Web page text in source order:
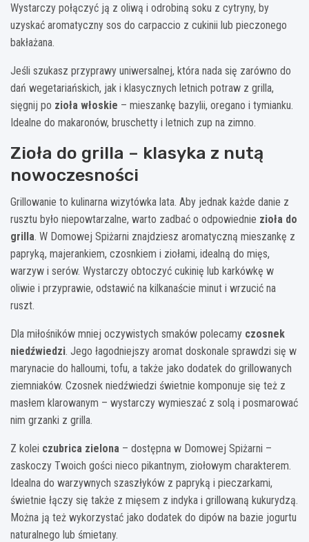
Wystarczy połączyć ją z oliwą i odrobiną soku z cytryny, by
uzyskać aromatyczny sos do carpaccio z cukinii lub pieczonego
bakłażana.
Jeśli szukasz przyprawy uniwersalnej, która nada się zarówno do
dań wegetariańskich, jak i klasycznych letnich potraw z grilla,
sięgnij po zioła włoskie – mieszankę bazylii, oregano i tymianku.
Idealne do makaronów, bruschetty i letnich zup na zimno.
Zioła do grilla – klasyka z nutą
nowoczesności
Grillowanie to kulinarna wizytówka lata. Aby jednak każde danie z
rusztu było niepowtarzalne, warto zadbać o odpowiednie zioła do
grilla. W Domowej Spiżarni znajdziesz aromatyczną mieszankę z
papryką, majerankiem, czosnkiem i ziołami, idealną do mięs,
warzyw i serów. Wystarczy obtoczyć cukinię lub karkówkę w
oliwie i przyprawie, odstawić na kilkanaście minut i wrzucić na
ruszt.
Dla miłośników mniej oczywistych smaków polecamy czosnek
niedźwiedzi. Jego łagodniejszy aromat doskonale sprawdzi się w
marynacie do halloumi, tofu, a także jako dodatek do grillowanych
ziemniaków. Czosnek niedźwiedzi świetnie komponuje się też z
masłem klarowanym – wystarczy wymieszać z solą i posmarować
nim grzanki z grilla.
Z kolei czubrica zielona – dostępna w Domowej Spiżarni –
zaskoczy Twoich gości nieco pikantnym, ziołowym charakterem.
Idealna do warzywnych szaszłyków z papryką i pieczarkami,
świetnie łączy się także z mięsem z indyka i grillowaną kukurydzą.
Można ją też wykorzystać jako dodatek do dipów na bazie jogurtu
naturalnego lub śmietany.